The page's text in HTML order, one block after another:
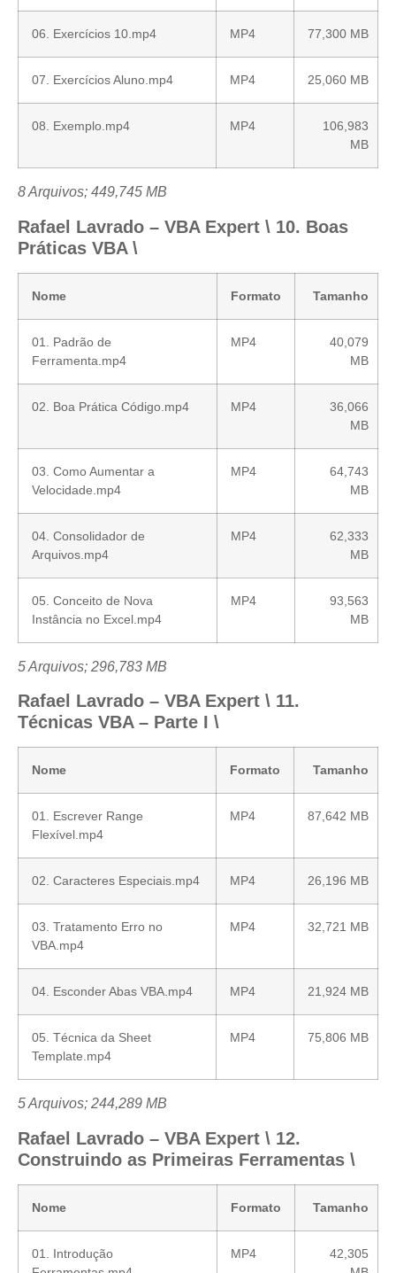
06. Exercícios 10.mp4 MP4 77,300 MB
07. Exercícios Aluno.mp4 MP4 25,060 MB
08. Exemplo.mp4 MP4
106,983
MB
8 Arquivos; 449,745 MB
Rafael Lavrado – VBA Expert \ 10. Boas
Práticas VBA \
Nome Formato Tamanho
01. Padrão de
Ferramenta.mp4
MP4
40,079
MB
02. Boa Prática Código.mp4 MP4
36,066
MB
03. Como Aumentar a
Velocidade.mp4
MP4
64,743
MB
04. Consolidador de
Arquivos.mp4
MP4
62,333
MB
05. Conceito de Nova
Instância no Excel.mp4
MP4
93,563
MB
5 Arquivos; 296,783 MB
Rafael Lavrado – VBA Expert \ 11.
Técnicas VBA – Parte I \
Nome Formato Tamanho
01. Escrever Range
Flexível.mp4
MP4 87,642 MB
02. Caracteres Especiais.mp4 MP4 26,196 MB
03. Tratamento Erro no
VBA.mp4
MP4 32,721 MB
04. Esconder Abas VBA.mp4 MP4 21,924 MB
05. Técnica da Sheet
Template.mp4
MP4 75,806 MB
5 Arquivos; 244,289 MB
Rafael Lavrado – VBA Expert \ 12.
Construindo as Primeiras Ferramentas \
Nome Formato Tamanho
01. Introdução
MP4
42,305